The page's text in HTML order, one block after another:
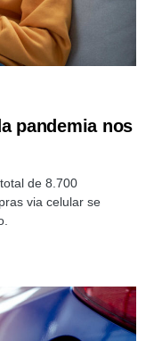
pandemia nos
de 8.700
via celular se